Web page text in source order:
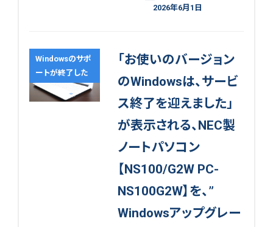
2026年6月1日
Windowsのサポ
ートが終了した
「お使いのバージョン
のWindowsは、サービ
ス終了を迎えました」
が表示される、NEC製
ノートパソコン
【NS100/G2W PC-
NS100G2W】を、”
Windowsアップグレー